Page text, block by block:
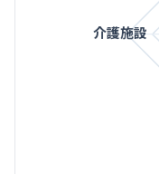
介護施設